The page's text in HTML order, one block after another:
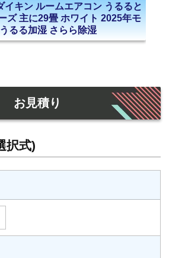
イキン ルームエアコン うるると
ズ 主に29畳 ホワイト 2025年モ
るる加湿 さらら除湿
お見積り